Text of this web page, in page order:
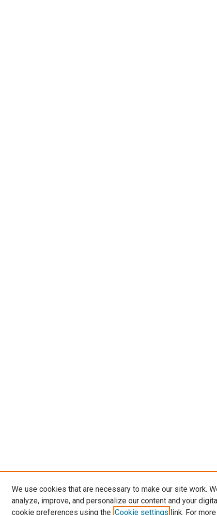
We use cookies that are necessary to make our site work.
analyze, improve, and personalize our content and your
cookie preferences using the Cookie settings link. For